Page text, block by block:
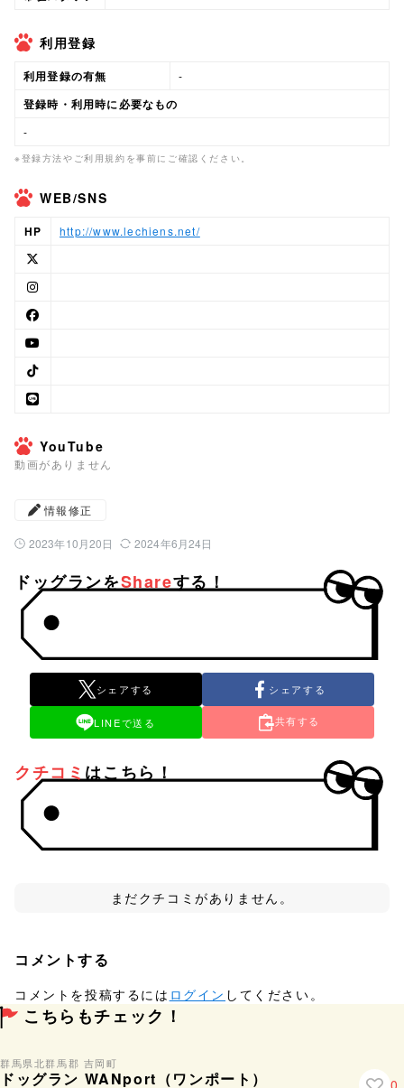
利用登録
利用登録の有無 -
登録時・利用時に必要なもの
-
※登録方法やご利用規約を事前にご確認ください。
WEB/SNS
HP http://www.lechiens.net/
YouTube
動画がありません
情報修正
公開日：
2023年10月20日 最終更新日：
2024年6月24日
ドッグランをShareする！
シェアする シェアする
LINEで送る 共有する
クチコミ はこちら！
まだクチコミがありません。
コメントする
コメントを投稿するには ログイン してください。
こちらもチェック！
群馬県北群馬郡 吉岡町
ドッグラン WANport（ワンポート）